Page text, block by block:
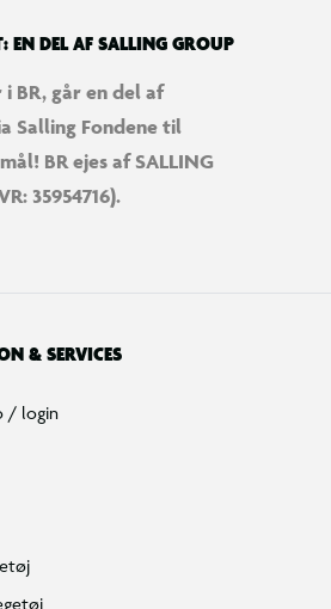
EN DEL AF SALLING GROUP
BR, går en del af
Salling Fondene til
BR ejes af SALLING
35954716).
& SERVICES
/ login